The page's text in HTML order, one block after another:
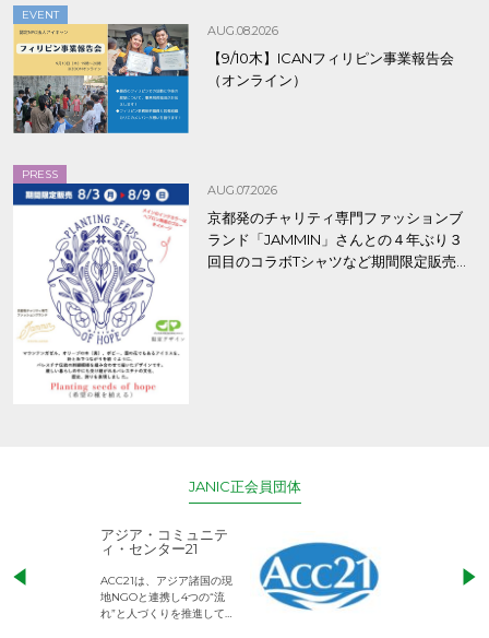
EVENT
AUG.08.2026
【9/10木】ICANフィリピン事業報告会
（オンライン）
PRESS
AUG.07.2026
京都発のチャリティ専門ファッションブ
ランド「JAMMIN」さんとの４年ぶり３
回目のコラボTシャツなど期間限定販売、
JANIC正会員団体
アジア・コミュニテ
ィ・センター21
ACC21は、アジア諸国の現
地NGOと連携し4つの“流
れ”と人づくりを推進してい
児童労働のない
権利が守られた